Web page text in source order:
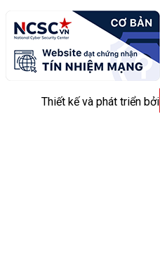
Thiết kế và phát triển bởi